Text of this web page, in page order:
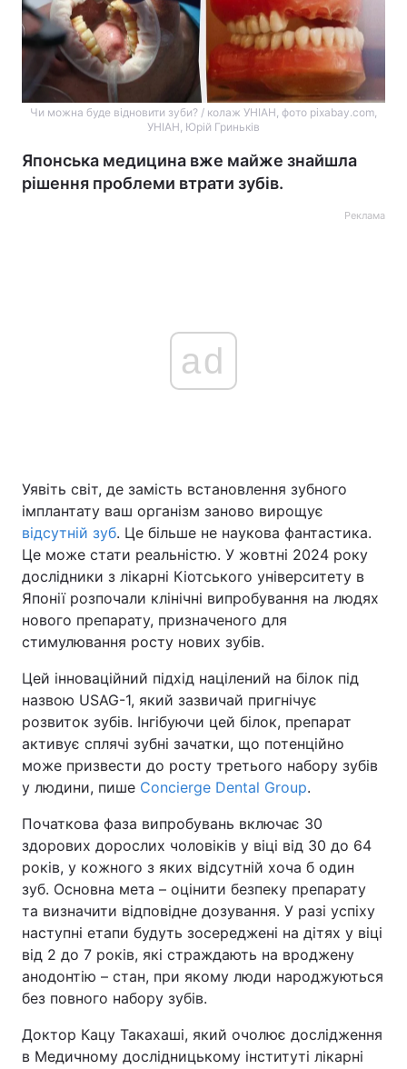
Чи можна буде відновити зуби? / колаж УНІАН, фото pixabay.com,
УНІАН, Юрій Гриньків
Японська медицина вже майже знайшла
рішення проблеми втрати зубів.
Реклама
ad
Уявіть світ, де замість встановлення зубного
імплантату ваш організм заново вирощує
відсутній зуб. Це більше не наукова фантастика.
Це може стати реальністю. У жовтні 2024 року
дослідники з лікарні Кіотського університету в
Японії розпочали клінічні випробування на людях
нового препарату, призначеного для
стимулювання росту нових зубів.
Цей інноваційний підхід націлений на білок під
назвою USAG-1, який зазвичай пригнічує
розвиток зубів. Інгібуючи цей білок, препарат
активує сплячі зубні зачатки, що потенційно
може призвести до росту третього набору зубів
у людини, пише Concierge Dental Group.
Початкова фаза випробувань включає 30
здорових дорослих чоловіків у віці від 30 до 64
років, у кожного з яких відсутній хоча б один
зуб. Основна мета – оцінити безпеку препарату
та визначити відповідне дозування. У разі успіху
наступні етапи будуть зосереджені на дітях у віці
від 2 до 7 років, які страждають на вроджену
анодонтію – стан, при якому люди народжуються
без повного набору зубів.
Доктор Кацу Такахаші, який очолює дослідження
в Медичному дослідницькому інституті лікарні